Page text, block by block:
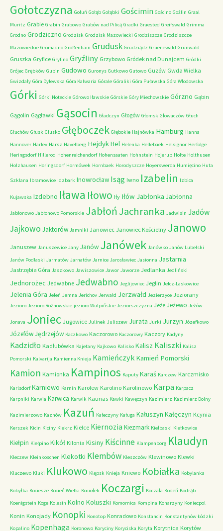
Gołotczyzna Gołuń Gołąb Gołąbki Gościmin Gościno Goźlin Graal
Muritz Grabie Grabin Grabowo Grabów nad Pilicą Gradki Graested Greifswald Grimma
Grodno Grodziczno Grodzisk Grodzisk Mazowiecki Grodziszcze Grodziszcze
Mazowieckie Gromadno Großenhain Grudusk Grudziądz Gruenewald Grunwald
Gruszka Gryfice Gryfino Gryźliny Grzybowo Gródek nad Dunajcem Gródki
Grójec Grębków Gubin Gudowo Guronys Gutkowo Gutowo Guzów Gwda Wielka
Gwizdały Góra Dylewska Góra Kalwaria Górale Góraliki Góra Puławska Góra Włodowska
Górki Górki Noteckie Górowo Iławskie Górskie Góry Miechowskie Górzno Gąbin
Gągolin Gągławki Gąsocin Gładczyn Głogów Głomsk Głowaczów Głuch
Głuchów Głusk Głusko Głęboczek Głębokie Hajnówka Hamburg Hanna
Hannover Harlev Harsz Havelberg HejdykHel Helenka Hellebaek Helsignor Herfolge
Heringsdorf Hillerod Hohenreichendorf Hohensaaten Hohnstein Hojerup Holte Holthusen
Holzhausen Horingsdorf Hormówek Hornbaek Horodyszcze Hoyerswerda Humięcino Huta
Szklana Ibramowice Idzbark Inowrocław Isąg Iwno Izabelin Izbica
Kujawska Izdebno Iława Iłowo Iły Iłów Jabłonka Jabłonna
Jabłonowo Jabłonowo Pomorskie JabłońJachranka Jadwisin Jadów
Jajkowo Jaktorów Jamniki Janowiec Janowiec Kościelny Janowo
Januszew Januszewice Jany Janów Janówek Janówko Janów Lubelski
Janów Podlaski Jarmatów Jarnatów Jarnice Jarosławiec Jasionna Jastarnia
Jastrzębia Góra Jaszkowo Jawiszowice Jawor Jaworze Jedlanka Jedliński
Jednorożec Jedwabne Jedwabno Jeglijowiec Jeglin Jelcz-Laskowice
Jelenia Góra Jeleń Jemna Jerichov Jerwałd Jerzwałd Jezierzyce Jeziorany
Jezioro Jezioro Rożnowskie jezioro Wulpińskie Jeziorszczyzna Jeże Jeżewo Jeżów
Jonava Joniec Jugowice Julinek Juliszew Jurata Jurki Jurzyn Józefkowo
JózefówJędrzejów Kaczkowo Kaczorowo Kaczorowy Kaczory Kadyny
Kadzidło Kadłubówka Kajetany Kajkowo Kalisko Kalisz Kaliszki Kalisz
Pomorski Kalvarija Kamienna Knieja Kamieńczyk Kamień Pomorski
Kamion Kamionka Kampinos Kaputy Karaś Karczew Karczmisko
Karlsdorf Karniewo Karnin Karolew Karolino Karolinowo Karpa Karpacz
Karpniki Karwia Karwica Karwik Kaunas Kawki Kawęczyn Kazimierz Kazimierz Dolny
Kazimierzowo Kaznów Kazuń Kałeczyny Kaługa Kałuszyn Kałęczyn Kcynia
Kerszek Kicin Kiciny Kiekrz Kielce Kiernozia Kiezmark Kiełbaski Kiełkowice
Kiełpin Kiełpino Kikół Kilonia Kisiny Kiścinne Klampenborg Klaudyn
Kleczew Kleinkoschen Klekotki Klembów Kleszczów Klewinowo Klewki
Kluczewo Kluki Klukowo Klępsk Knieja Kniewo Kobiałka Kobylanka
Kobyłka Kociesze Kocień Wielki Kociołek Koczargi Koczała Kodeń Kodrąb
Koenigstein Koge Kolesin Kolno Koluszki Komornica Kompina Konarzyny Koniecpol
Konin Konojady Konopki Konotop Konradowo Konstancin Konstantynów Łódzki
Kopalino Kopenhaga Koronowo Koryciny Koryciska Koryta Korytnica Korytów